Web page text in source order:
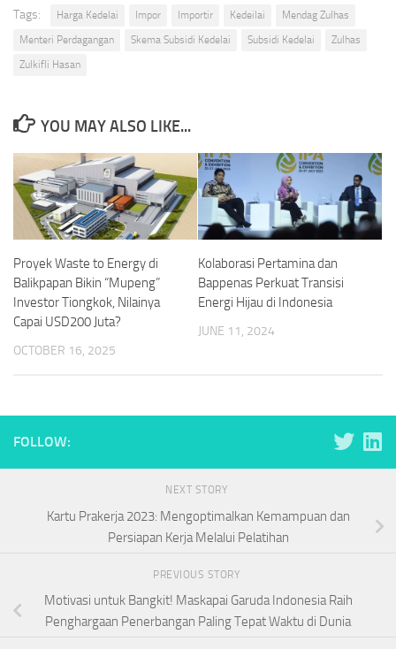
Tags: Harga Kedelai Impor Importir Kedeilai
Mendag Zulhas
Menteri Perdagangan
Skema Subsidi Kedelai Subsidi Kedelai
Zulhas
Zulkifli Hasan
YOU MAY ALSO LIKE...
Proyek Waste to Energy di
Balikpapan Bikin “Mupeng”
Investor Tiongkok, Nilainya
Capai USD200 Juta?
OCTOBER 16, 2025
Kolaborasi Pertamina dan
Bappenas Perkuat Transisi
Energi Hijau di Indonesia
JUNE 11, 2024
FOLLOW:
NEXT STORY
Kartu Prakerja 2023: Mengoptimalkan Kemampuan dan
Persiapan Kerja Melalui Pelatihan
PREVIOUS STORY
Motivasi untuk Bangkit! Maskapai Garuda Indonesia Raih
Penghargaan Penerbangan Paling Tepat Waktu di Dunia